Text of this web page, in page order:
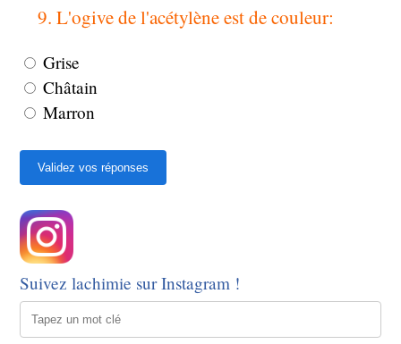
9. L'ogive de l'acétylène est de couleur:
Grise
Châtain
Marron
Suivez lachimie sur Instagram !